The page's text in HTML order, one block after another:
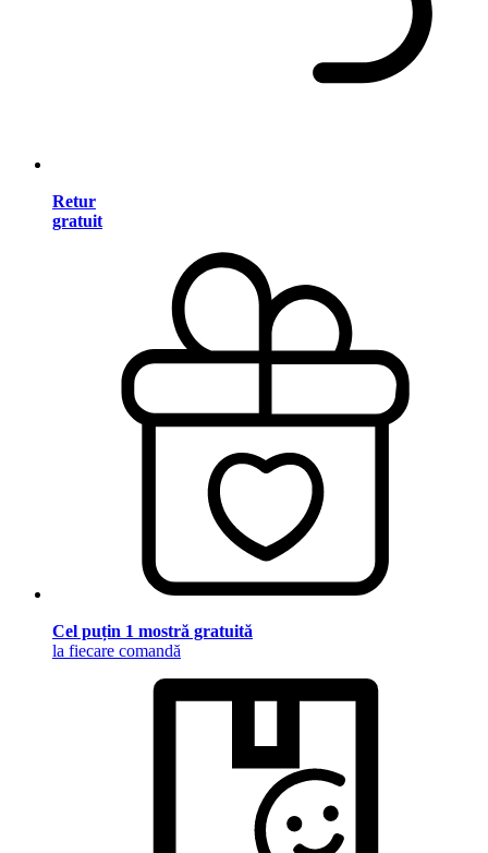
Retur
gratuit
Cel puțin 1 mostră gratuită
la fiecare comandă